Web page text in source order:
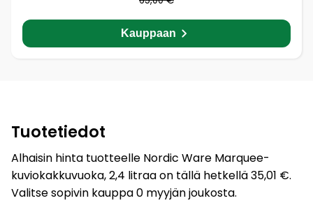
Kauppaan
Tuotetiedot
Alhaisin hinta tuotteelle Nordic Ware Marquee-
kuviokakkuvuoka, 2,4 litraa on tällä hetkellä 35,01 €.
Valitse sopivin kauppa 0 myyjän joukosta.